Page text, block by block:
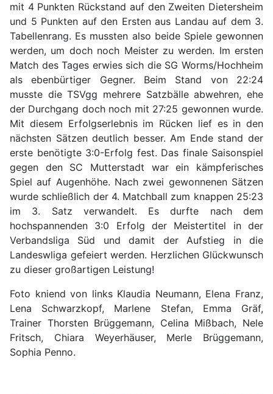
mit 4 Punkten Rückstand auf den Zweiten Dietersheim
und 5 Punkten auf den Ersten aus Landau auf dem 3.
Tabellenrang. Es mussten also beide Spiele gewonnen
werden, um doch noch Meister zu werden. Im ersten
Match des Tages erwies sich die SG Worms/Hochheim
als ebenbürtiger Gegner. Beim Stand von 22:24
musste die TSVgg mehrere Satzbälle abwehren, ehe
der Durchgang doch noch mit 27:25 gewonnen wurde.
Mit diesem Erfolgserlebnis im Rücken lief es in den
nächsten Sätzen deutlich besser. Am Ende stand der
erste benötigte 3:0-Erfolg fest. Das finale Saisonspiel
gegen den SC Mutterstadt war ein kämpferisches
Spiel auf Augenhöhe. Nach zwei gewonnenen Sätzen
wurde schließlich der 4. Matchball zum knappen 25:23
im 3. Satz verwandelt. Es durfte nach dem
hochspannenden 3:0 Erfolg der Meistertitel in der
Verbandsliga Süd und damit der Aufstieg in die
Landeswliga gefeiert werden. Herzlichen Glückwunsch
zu dieser großartigen Leistung!
Foto kniend von links Klaudia Neumann, Elena Franz,
Lena Schwarzkopf, Marlene Stefan, Emma Gräf,
Trainer Thorsten Brüggemann, Celina Mißbach, Nele
Fritsch, Chiara Weyerhäuser, Merle Brüggemann,
Sophia Penno.